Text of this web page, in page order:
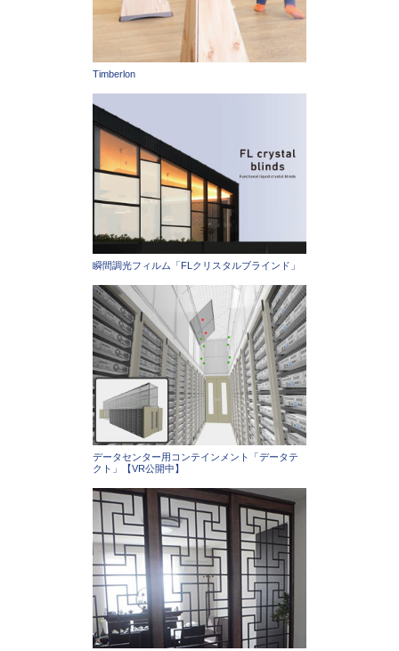
Timberlon
瞬間調光フィルム「FLクリスタルブラインド」
データセンター用コンテインメント「データテ
クト」【VR公開中】